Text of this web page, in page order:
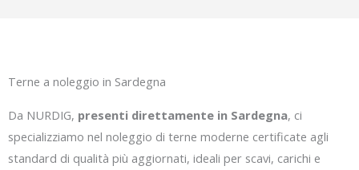
Terne a noleggio in Sardegna
Da NURDIG, presenti direttamente in Sardegna, ci
specializziamo nel noleggio di terne moderne certificate agli
standard di qualità più aggiornati, ideali per scavi, carichi e